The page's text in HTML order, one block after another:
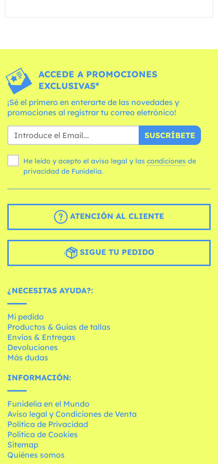
ACCEDE A PROMOCIONES
EXCLUSIVAS*
¡Sé el primero en enterarte de las novedades y
promociones al registrar tu correo eletrónico!
SUSCRÍBETE
He leído y acepto el aviso legal y las condiciones
privacidad de Funidelia.
ATENCIÓN AL CLIENTE
SIGUE TU PEDIDO
¿NECESITAS AYUDA?:
Mi pedido
Productos & Guías de tallas
Envíos & Entregas
Devoluciones
Más dudas
INFORMACIÓN:
Funidelia en el Mundo
Aviso legal y Condiciones de Venta
Política de Privacidad
Política de Cookies
Sitemap
Quiénes somos